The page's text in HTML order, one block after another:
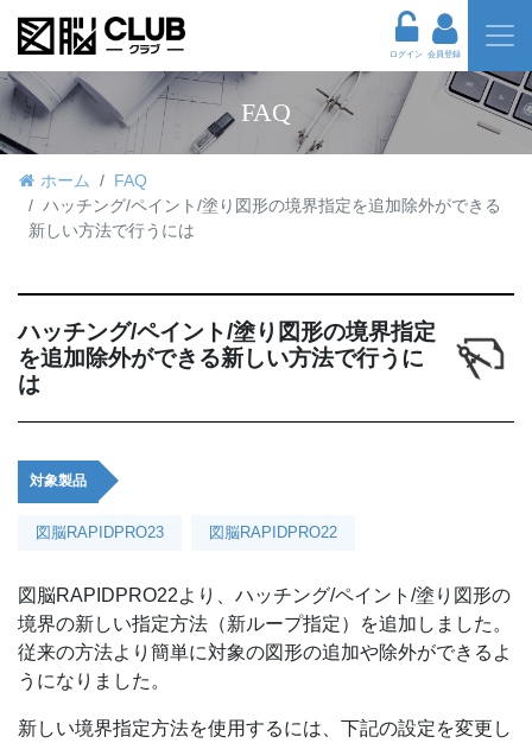
ログイン 会員登録
FAQ
ホーム
FAQ
ハッチング/ペイント/塗り図形の境界指定を追加除外ができる
新しい方法で行うには
ハッチング/ペイント/塗り図形の境界指定
を追加除外ができる新しい方法で行うに
は
対象製品
図脳RAPIDPRO23 図脳RAPIDPRO22
図脳RAPIDPRO22より、ハッチング/ペイント/塗り図形の
境界の新しい指定方法（新ループ指定）を追加しました。
従来の方法より簡単に対象の図形の追加や除外ができるよ
うになりました。
新しい境界指定方法を使用するには、下記の設定を変更し